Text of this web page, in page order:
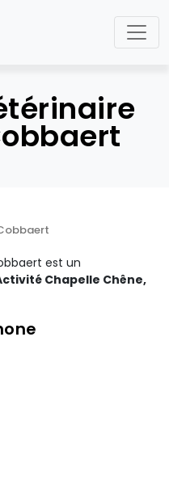
est un
Chapelle Chêne,